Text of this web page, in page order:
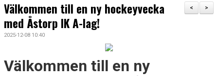
MATCHER
SÄSONGSKORT
>
<
Välkommen till en ny hockeyvecka
med Åstorp IK A-lag!
2025-12-08 10:40
Välkommen till en ny